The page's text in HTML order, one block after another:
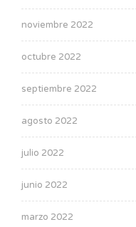
noviembre 2022
octubre 2022
septiembre 2022
agosto 2022
julio 2022
junio 2022
marzo 2022